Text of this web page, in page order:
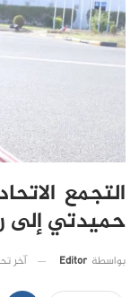
التجمع
حميدتي إلى
بواسطة Editor آخر